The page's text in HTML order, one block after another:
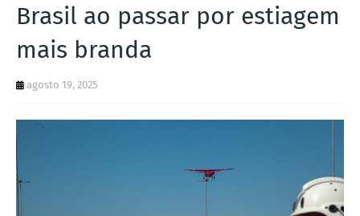
Brasil ao passar por estiagem
mais branda
agosto 19, 2025